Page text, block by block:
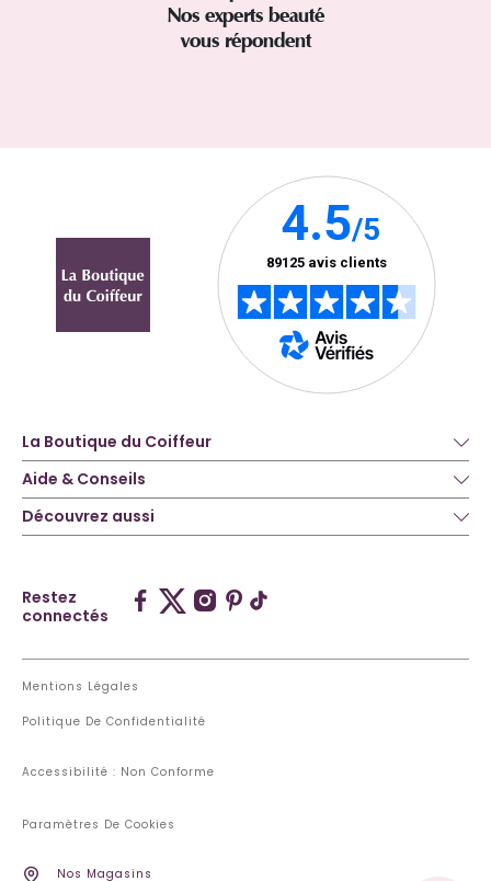
Nos experts beauté
vous répondent
La Boutique du Coiffeur
Aide & Conseils
Découvrez aussi
Restez
connectés
Mentions Légales
Politique De Confidentialité
Accessibilité : Non Conforme
Paramètres De Cookies
Nos Magasins